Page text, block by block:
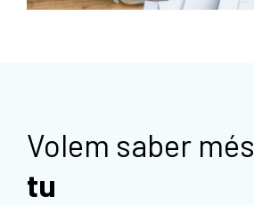
Volem saber més
tu